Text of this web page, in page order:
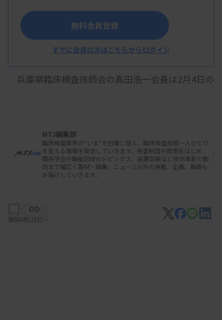
兵臨技・真田会長
兵庫県臨床検査技師会の真田浩一会長は2月4日の
のニーズの実現に向けて失敗を恐れずチャレンジす
ることが大切だ」と参加した若手技師らに呼びかけ
真田会長は、少子高齢化や技術革新の進展、新型
無料会員登録
すでに会員の方はこちらからログイン
MTJ編集部
臨床検査業界の“いま”を的確に捉え、臨床検査技師一人ひとり
を支える情報を発信していきます。検査制度や政策をはじめ、
関係学会や職能団体のトピックス、装置試薬など技術革新の動
向まで幅広く取材・編集。ニュース以外の連載、企画、動画も
お届けしていきます。
保存URLコピー